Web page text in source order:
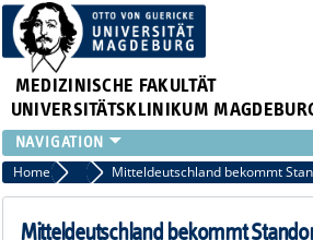
MEDIZINISCHE FAKULTÄT
UNIVERSITÄTSKLINIKUM
INSTITUTE
KLINIKEN
ZENTRALE EINRICHTUNGEN
Home Archiv 2021
Mitteldeutschland bekommt